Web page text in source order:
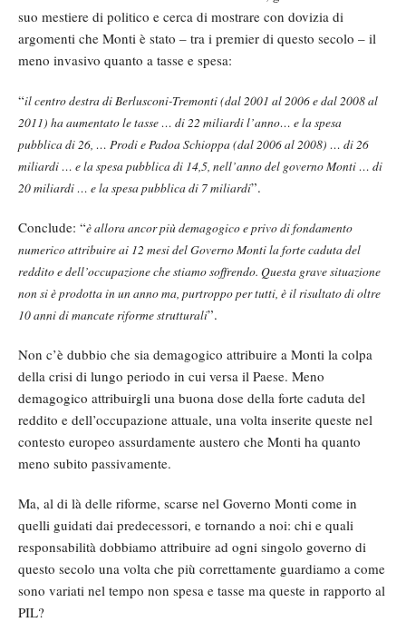
suo mestiere di politico e cerca di mostrare con dovizia di
argomenti che Monti è stato – tra i premier di questo secolo – il
meno invasivo quanto a tasse e spesa:
“il centro destra di Berlusconi-Tremonti (dal 2001 al 2006 e dal 2008 al
2011) ha aumentato le tasse … di 22 miliardi l’anno… e la spesa
pubblica di 26, … Prodi e Padoa Schioppa (dal 2006 al 2008) … di 26
miliardi … e la spesa pubblica di 14,5, nell’anno del governo Monti … di
20 miliardi … e la spesa pubblica di 7 miliardi”.
Conclude: “è allora ancor più demagogico e privo di fondamento
numerico attribuire ai 12 mesi del Governo Monti la forte caduta del
reddito e dell’occupazione che stiamo soffrendo. Questa grave situazione
non si è prodotta in un anno ma, purtroppo per tutti, è il risultato di oltre
10 anni di mancate riforme strutturali”.
Non c’è dubbio che sia demagogico attribuire a Monti la colpa
della crisi di lungo periodo in cui versa il Paese. Meno
demagogico attribuirgli una buona dose della forte caduta del
reddito e dell’occupazione attuale, una volta inserite queste nel
contesto europeo assurdamente austero che Monti ha quanto
meno subito passivamente.
Ma, al di là delle riforme, scarse nel Governo Monti come in
quelli guidati dai predecessori, e tornando a noi: chi e quali
responsabilità dobbiamo attribuire ad ogni singolo governo di
questo secolo una volta che più correttamente guardiamo a come
sono variati nel tempo non spesa e tasse ma queste in rapporto al
PIL?